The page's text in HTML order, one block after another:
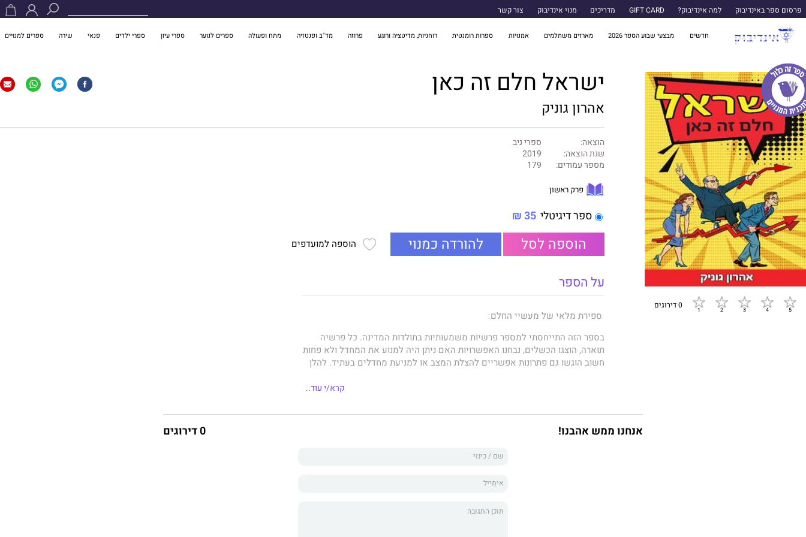
פרסום ספר באינדיבוק למה אינדיבוק? GIFT CARD מדריכים מנוי אינדיבוק צור קשר
חדשים מבצעי שבוע הספר 2026 מארזים משתלמים אמנויות ספרות רומנטית רוחניות, מדיטציה ורוגע פרוזה מד"ב ופנטזיה מתח ופעולה ספרים לנוער ספרי עיון ספרי ילדים פנאי שירה ספרים למנויים
0 דירוגים
ישראל חלם זה כאן
אהרון גוניק
הוצאה:
ספרי ניב
שנת הוצאה:
2019
מספר עמודים:
179
פרק ראשון
ספר דיגיטלי 35 ₪
הוספה לסל להורדה כמנוי הוספה למועדפים
על הספר
ספירת מלאי של מעשיי החלם:
בספר הזה התייחסתי למספר פרשיות משמעותיות בתולדות המדינה. כל פרשיה
תוארה, הוצגו הכשלים, נבחנו האפשרויות האם ניתן היה למנוע את המחדל ולא פחות
חשוב הוגשו גם פתרונות אפשריים להצלת המצב או למניעת מחדלים בעתיד. להלן
איכות סביבה: מחדלי הכנרת, ים המלח, זיהום מי התהום, תעלת הימים, מתקני
חמורה והקימה את הטייקונים. המשכנו במחירי הדירות, מצב הבריאות, מצב
"בכלכלה החזקה" של ביבי אשר דרדרה אותנו בכל הפרמטרים הנ"ל לתחתית הסולם.
רצועת עזה, שתי מדינות והבטחות בחירות.
קרא/י עוד..
אנחנו ממש אהבנו! 0 דירוגים